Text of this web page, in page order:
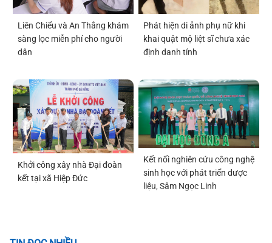
Liên Chiểu và An Thắng khám
sàng lọc miễn phí cho người
dân
Phát hiện di ảnh phụ nữ khi
khai quật mộ liệt sĩ chưa xác
định danh tính
Khởi công xây nhà Đại đoàn
kết tại xã Hiệp Đức
Kết nối nghiên cứu công nghệ
sinh học với phát triển dược
liệu, Sâm Ngọc Linh